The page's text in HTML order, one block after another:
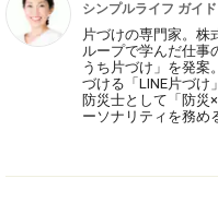
シンプルライフ ガイド
片づけの専門家。株
ループで学んだ仕事
うち片づけ」を発案
づける「LINE片づけ
防災士として「防災
ーソナリティを務め